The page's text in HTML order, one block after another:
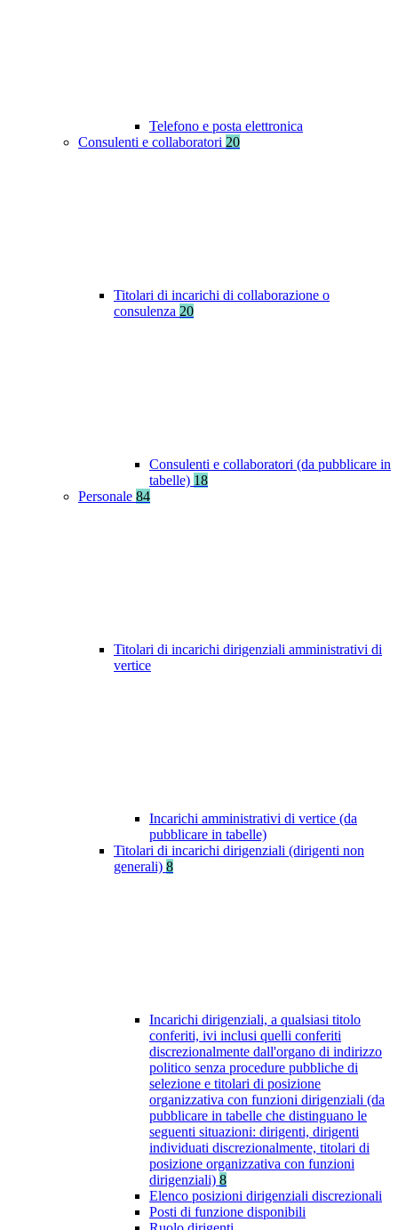
Telefono e posta elettronica
Consulenti e collaboratori 20
Titolari di incarichi di collaborazione o
consulenza 20
Consulenti e collaboratori (da pubblicare in
tabelle) 18
Personale 84
Titolari di incarichi dirigenziali amministrativi di
vertice
Incarichi amministrativi di vertice (da
pubblicare in tabelle)
Titolari di incarichi dirigenziali (dirigenti non
generali) 8
Incarichi dirigenziali, a qualsiasi titolo
conferiti, ivi inclusi quelli conferiti
discrezionalmente dall'organo di indirizzo
politico senza procedure pubbliche di
selezione e titolari di posizione
organizzativa con funzioni dirigenziali (da
pubblicare in tabelle che distinguano le
seguenti situazioni: dirigenti, dirigenti
individuati discrezionalmente, titolari di
posizione organizzativa con funzioni
dirigenziali) 8
Elenco posizioni dirigenziali discrezionali
Posti di funzione disponibili